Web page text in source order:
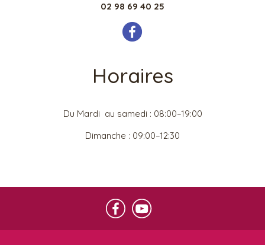
02 98 69 40 25
Horaires
Du Mardi au samedi : 08:00–19:00
Dimanche : 09:00–12:30